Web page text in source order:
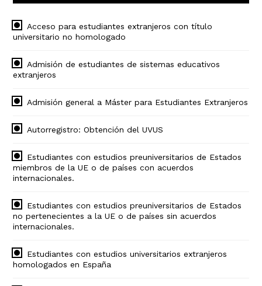
Acceso para estudiantes extranjeros con título
universitario no homologado
Admisión de estudiantes de sistemas educativos
extranjeros
Admisión general a Máster para Estudiantes Extranjeros
Autorregistro: Obtención del UVUS
Estudiantes con estudios preuniversitarios de Estados
miembros de la UE o de países con acuerdos
internacionales.
Estudiantes con estudios preuniversitarios de Estados
no pertenecientes a la UE o de países sin acuerdos
internacionales.
Estudiantes con estudios universitarios extranjeros
homologados en España